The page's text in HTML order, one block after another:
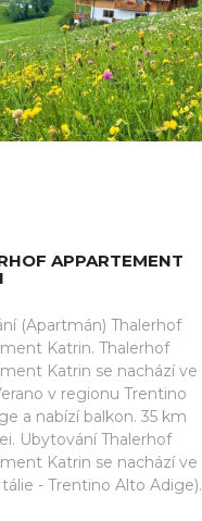
APPARTEMENT
(Apartmán) Thalerhof
Katrin. Thalerhof
Katrin se nachází ve
v regionu Trentino
a nabízí balkon. 35 km
Ubytování Thalerhof
Katrin se nachází ve
- Trentino Alto Adige).